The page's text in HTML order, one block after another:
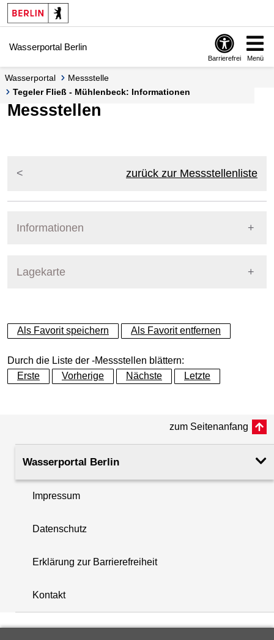
Springe zur Navigation
Springe zum Inhalt
Wasserportal Berlin
Barrierefrei Menü
Wasserportal
Messstelle
Tegeler Fließ - Mühlenbeck: Informationen
Messstellen
zurück zur Messstellenliste
Informationen
Lagekarte
+
−
+
−
Als Favorit speichern Als Favorit entfernen
Durch die Liste der -Messstellen blättern:
Erste
Vorherige Nächste Letzte
zum Seitenanfang
Wasserportal Berlin
Impressum
Datenschutz
Erklärung zur Barrierefreiheit
Kontakt